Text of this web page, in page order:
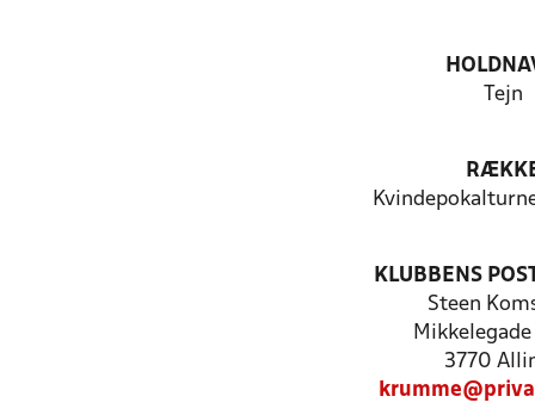
Tejn
KLUBBENS
Steen
Mikkelegade
3770